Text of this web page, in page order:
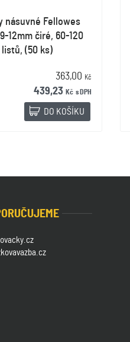
násuvné Fellowes
12mm čiré, 60-120
listů, (50 ks)
363,00 Kč
439,23Kč s DPH
DO KOŠÍKU